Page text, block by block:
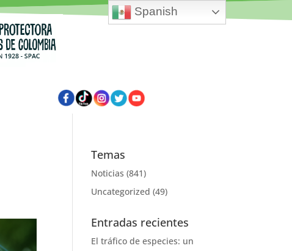
Temas
Noticias (841)
Uncategorized (49)
Entradas recientes
El tráfico de especies: un
Spanish